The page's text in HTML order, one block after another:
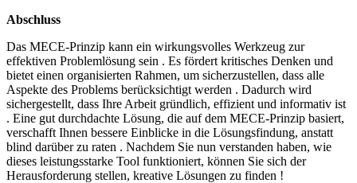
Abschluss
Das MECE-Prinzip kann ein wirkungsvolles Werkzeug zur
effektiven Problemlösung sein . Es fördert kritisches Denken und
bietet einen organisierten Rahmen, um sicherzustellen, dass alle
Aspekte des Problems berücksichtigt werden . Dadurch wird
sichergestellt, dass Ihre Arbeit gründlich, effizient und informativ ist
. Eine gut durchdachte Lösung, die auf dem MECE-Prinzip basiert,
verschafft Ihnen bessere Einblicke in die Lösungsfindung, anstatt
blind darüber zu raten . Nachdem Sie nun verstanden haben, wie
dieses leistungsstarke Tool funktioniert, können Sie sich der
Herausforderung stellen, kreative Lösungen zu finden !